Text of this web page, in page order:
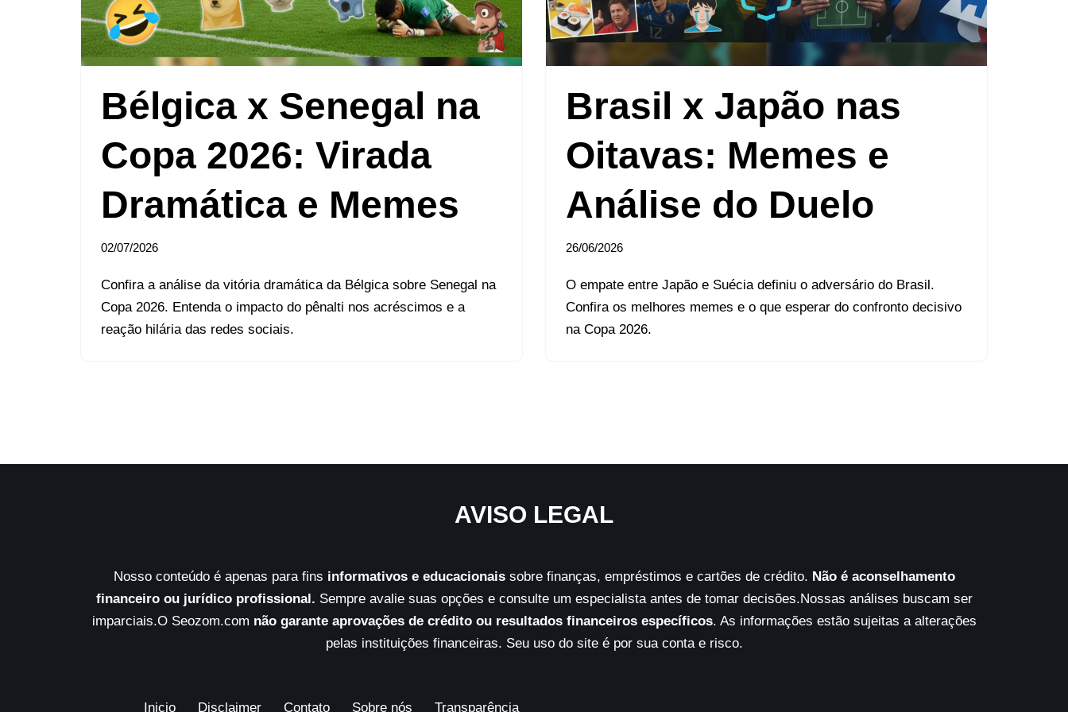
Bélgica x Senegal na
Copa 2026: Virada
Dramática e Memes
02/07/2026
Confira a análise da vitória dramática da Bélgica sobre Senegal na
Copa 2026. Entenda o impacto do pênalti nos acréscimos e a
reação hilária das redes sociais.
Brasil x Japão nas
Oitavas: Memes e
Análise do Duelo
26/06/2026
O empate entre Japão e Suécia definiu o adversário do Brasil.
Confira os melhores memes e o que esperar do confronto decisivo
na Copa 2026.
AVISO LEGAL
Nosso conteúdo é apenas para fins informativos e educacionaissobre finanças, empréstimos e cartões de crédito. Não é aconselhamento
financeiro ou jurídico profissional. Sempre avalie suas opções e consulte um especialista antes de tomar decisões.Nossas análises buscam ser
imparciais.O Seozom.com não garante aprovações de crédito ou resultados financeiros específicos. As informações estão sujeitas a alterações
pelas instituições financeiras. Seu uso do site é por sua conta e risco.
Inicio Disclaimer Contato Sobre nós Transparência